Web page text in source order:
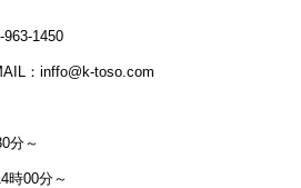
1450
toso.com
分～
～